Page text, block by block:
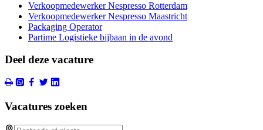
Verkoopmedewerker Nespresso Rotterdam
Verkoopmedewerker Nespresso Maastricht
Packaging Operator
Partime Logistieke bijbaan in de avond
Deel deze vacature
Vacatures zoeken